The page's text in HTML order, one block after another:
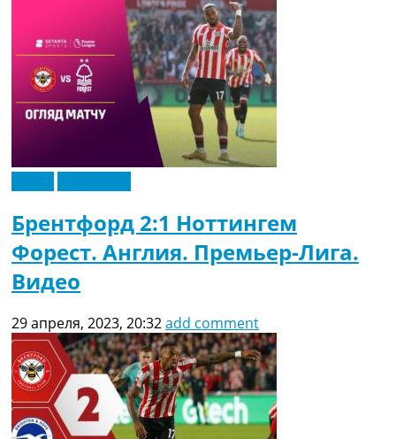
Брентфорд 2:1 Ноттингем
Форест. Англия. Премьер-Лига.
Видео
29 апреля, 2023, 20:32add comment